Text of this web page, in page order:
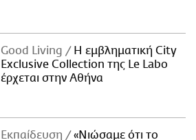
Good Living
Η εμβληματική City
Exclusive Collection της Le Labo
έρχεται στην Αθήνα
Εκπαίδευση
«Νιώσαμε ότι το